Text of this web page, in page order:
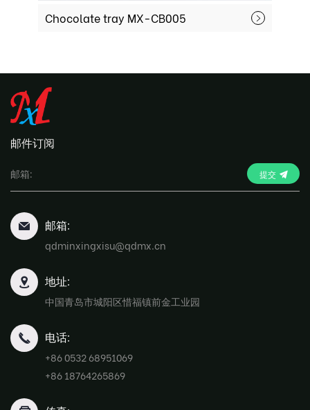
Chocolate tray MX-CB005
邮件订阅
提交
邮箱:
qdminxingxisu@qdmx.cn
地址:
中国青岛市城阳区惜福镇前金工业园
电话:
+86 0532 68951069
+86 18764265869